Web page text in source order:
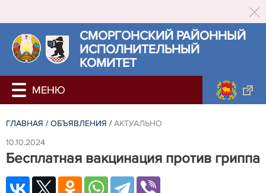
СМОРГОНСКИЙ РАЙОННЫЙ
ИСПОЛНИТЕЛЬНЫЙ
КОМИТЕТ
ГЛАВНАЯ / ОБЪЯВЛЕНИЯ / АКТУАЛЬНО
10.10.2024
Бесплатная вакцинация против гриппа